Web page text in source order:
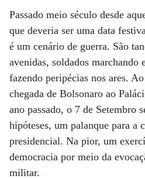
Passado meio século desde
que deveria ser uma data
é um cenário de guerra. São
avenidas, soldados marchando
fazendo peripécias nos ares.
chegada de Bolsonaro ao
ano passado, o 7 de Setembro
hipóteses, um palanque para a
presidencial. Na pior, um
democracia por meio da
militar.